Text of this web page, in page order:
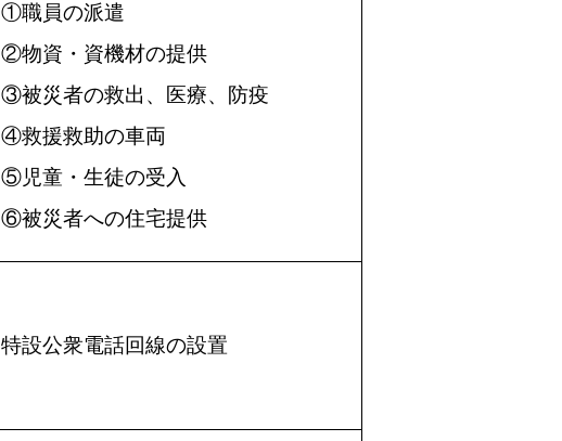
①職員の派遣
②物資・資機材の提供
③被災者の救出、医療、防疫
④救援救助の車両
⑤児童・生徒の受入
⑥被災者への住宅提供
特設公衆電話回線の設置